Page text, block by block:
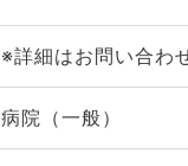
※詳細はお問い合わ
病院（一般）